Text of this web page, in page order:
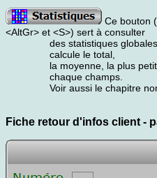
Ce bouton
<AltGr> et <S>) sert à consulter
des statistiques
calcule le total,
la moyenne, la plus
chaque champs.
Voir aussi le chapitre
Fiche retour d'infos client -